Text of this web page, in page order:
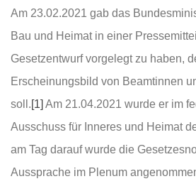
Am 23.02.2021 gab das
Bau und Heimat in einer
Gesetzentwurf vorgelegt zu haben,
Erscheinungsbild von Beamtinnen
soll.[1] Am 21.04.2021 wurde er im
Ausschuss für Inneres und Heimat
am Tag darauf wurde die
Aussprache im Plenum